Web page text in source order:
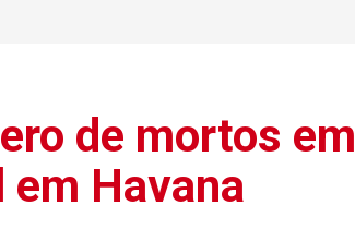
de mortos em
Havana